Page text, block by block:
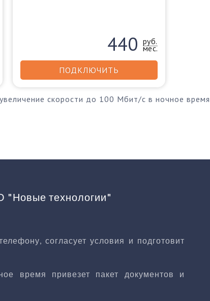
440 руб.
мес.
ПОДКЛЮЧИТЬ
скорости до 100 Мбит/с в ночное
"Новые технологии"
согласует условия и подготовит
время привезет пакет документов и